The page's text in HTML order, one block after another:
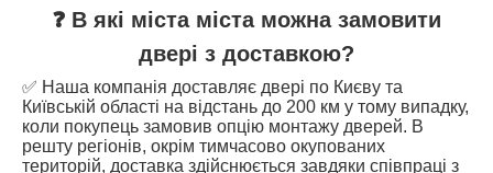
❓ В які міста міста можна замовити
двері з доставкою?
✅ Наша компанія доставляє двері по Києву та
Київській області на відстань до 200 км у тому випадку,
коли покупець замовив опцію монтажу дверей. В
решту регіонів, окрім тимчасово окупованих
територій, доставка здійснюється завдяки співпраці з